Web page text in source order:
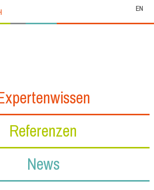
EN
Referenzen
News